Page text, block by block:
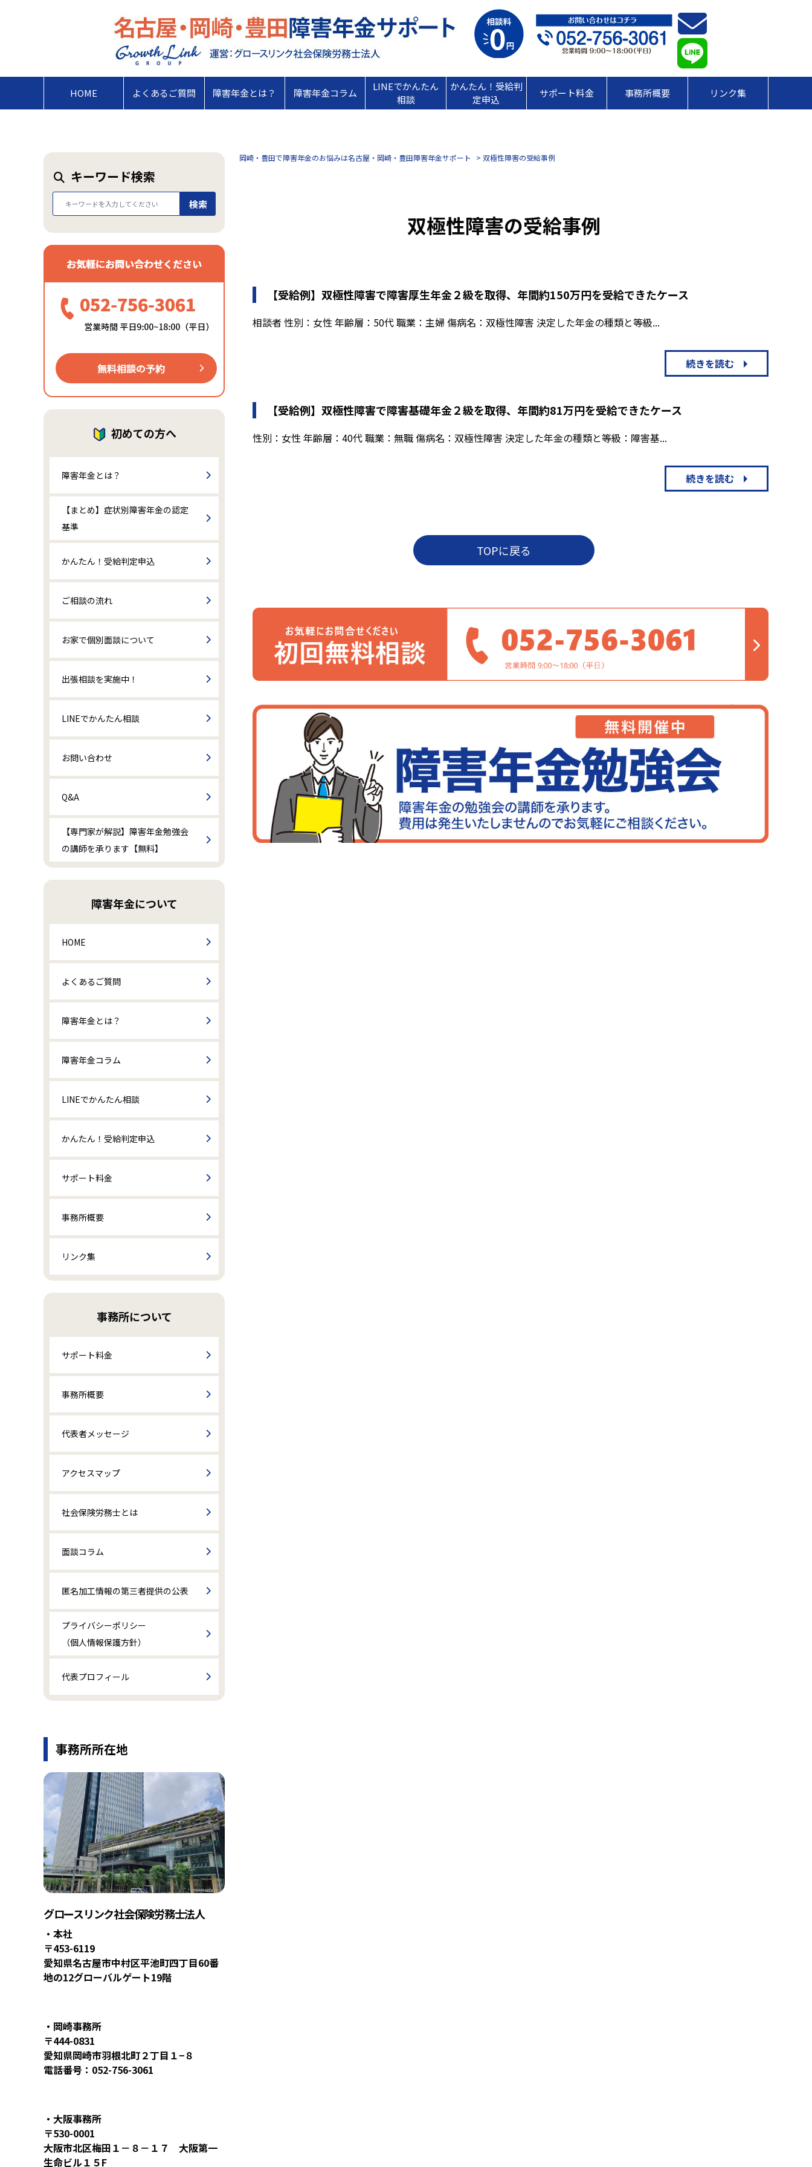
HOME よくあるご質問 障害年金とは？ 障害年金コラム
LINEでかんたん
相談
かんたん！受給判
定申込
サポート料金 事務所概要 リンク集
岡崎・豊田で障害年金のお悩みは名古屋・岡崎・豊田障害年金サポート 双極性障害の受給事例
双極性障害の受給事例
【受給例】双極性障害で障害厚生年金２級を取得、年間約150万円を受給できたケース
相談者 性別：女性 年齢層：50代 職業：主婦 傷病名：双極性障害 決定した年金の種類と等級...
続きを読む
【受給例】双極性障害で障害基礎年金２級を取得、年間約81万円を受給できたケース
性別：女性 年齢層：40代 職業：無職 傷病名：双極性障害 決定した年金の種類と等級：障害基...
続きを読む
TOPに戻る
キーワード検索
検索
初めての方へ
障害年金とは？
【まとめ】症状別障害年金の認定
基準
かんたん！受給判定申込
ご相談の流れ
お家で個別面談について
出張相談を実施中！
LINEでかんたん相談
お問い合わせ
Q&A
【専門家が解説】障害年金勉強会
の講師を承ります【無料】
障害年金について
HOME
よくあるご質問
障害年金とは？
障害年金コラム
LINEでかんたん相談
かんたん！受給判定申込
サポート料金
事務所概要
リンク集
事務所について
サポート料金
事務所概要
代表者メッセージ
アクセスマップ
社会保険労務士とは
面談コラム
匿名加工情報の第三者提供の公表
プライバシーポリシー
（個人情報保護方針）
代表プロフィール
事務所所在地
グロースリンク社会保険労務士法人
・本社
〒453-6119
愛知県名古屋市中村区平池町四丁目60番
地の12グローバルゲート19階
・岡崎事務所
〒444-0831
愛知県岡崎市羽根北町２丁目１−８
電話番号：052-756-3061
・大阪事務所
〒530-0001
大阪市北区梅田１－８－１７ 大阪第一
生命ビル１５F